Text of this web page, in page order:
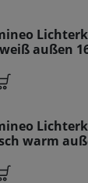
außen
warm